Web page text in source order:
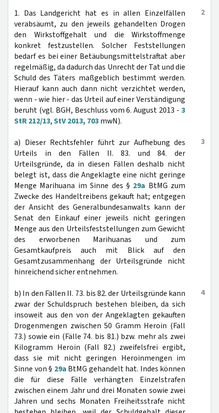
2
1. Das Landgericht hat es in allen Einzelfällen
verabsäumt, zu den jeweils gehandelten Drogen
den Wirkstoffgehalt und die Wirkstoffmenge
konkret festzustellen. Solcher Feststellungen
bedarf es bei einer Betäubungsmittelstraftat aber
regelmäßig, da dadurch das Unrecht der Tat und die
Schuld des Täters maßgeblich bestimmt werden.
Hierauf kann auch dann nicht verzichtet werden,
wenn - wie hier - das Urteil auf einer Verständigung
beruht (vgl. BGH, Beschluss vom 6. August 2013 - 3
StR 212/13,StV 2013, 703mwN).
3
a) Dieser Rechtsfehler führt zur Aufhebung des
Urteils in den Fällen II. 83. und 84. der
Urteilsgründe, da in diesen Fällen deshalb nicht
belegt ist, dass die Angeklagte eine nicht geringe
Menge Marihuana im Sinne des § 29a BtMG zum
Zwecke des Handeltreibens gekauft hat; entgegen
der Ansicht des Generalbundesanwalts kann der
Senat den Einkauf einer jeweils nicht geringen
Menge aus den Urteilsfeststellungen zum Gewicht
des erworbenen Marihuanas und zum
Gesamtkaufpreis auch mit Blick auf den
Gesamtzusammenhang der Urteilsgründe nicht
hinreichend sicher entnehmen.
4
b) In den Fällen II. 73. bis 82. der Urteilsgründe kann
zwar der Schuldspruch bestehen bleiben, da sich
insoweit aus den von der Angeklagten gekauften
Drogenmengen zwischen 50 Gramm Heroin (Fall
73.) sowie ein (Fälle 74. bis 81.) bzw. mehr als zwei
Kilogramm Heroin (Fall 82.) zweifelsfrei ergibt,
dass sie mit nicht geringen Heroinmengen im
Sinne von § 29a BtMG gehandelt hat. Indes können
die für diese Fälle verhängten Einzelstrafen
zwischen einem Jahr und drei Monaten sowie zwei
Jahren und sechs Monaten Freiheitsstrafe nicht